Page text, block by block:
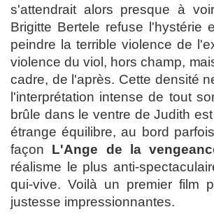
s'attendrait alors presque à
Brigitte Bertele refuse l'hystérie
peindre la terrible violence de
violence du viol, hors champ,
cadre, de l'après. Cette densité
l'interprétation intense de tout
brûle dans le ventre de Judith
étrange équilibre, au bord
façon L'Ange de la
réalisme le plus anti-
qui-vive. Voilà un premier film
justesse impressionnantes.